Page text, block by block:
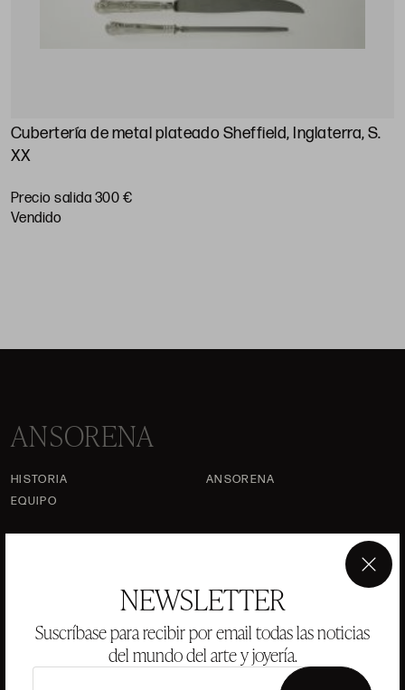
NEWSLETTER
Suscríbase para recibir por email todas las noticias
del mundo del arte y joyería.
×
Cubertería de metal plateado Sheffield, Inglaterra, S.
XX
Precio salida 300 €
vendido
ANSORENA
HISTORIA
ANSORENA
EQUIPO
PREGUNTAS FRECUENTES
CONTACTO